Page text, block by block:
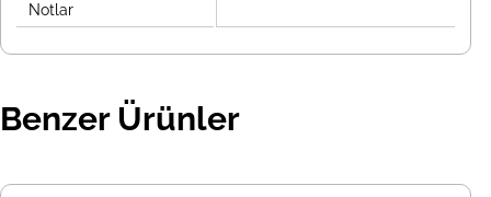
Notlar
Benzer Ürünler